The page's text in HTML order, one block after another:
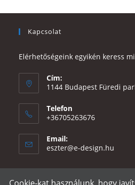
Kapcsolat
Elérhetőségeink egyikén keress
Cím:
1144 Budapest Füredi
Telefon
+36705263676
Email:
eszter@e-design.hu